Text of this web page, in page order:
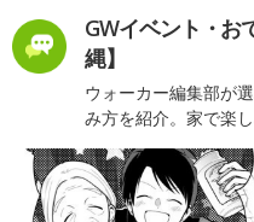
GWイベント・お
縄】
ウォーカー編集部が
み方を紹介。家で楽